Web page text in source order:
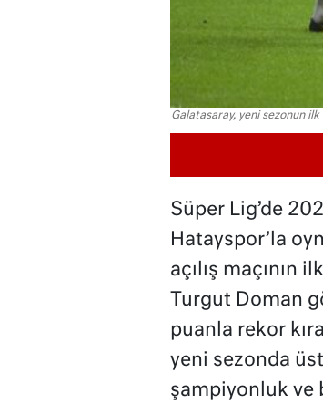
Galatasaray, yeni sezonun
Süper Lig’de
Hatayspor’la
açılış maçının
Turgut Doman
puanla rekor
yeni sezonda
şampiyonluk ve